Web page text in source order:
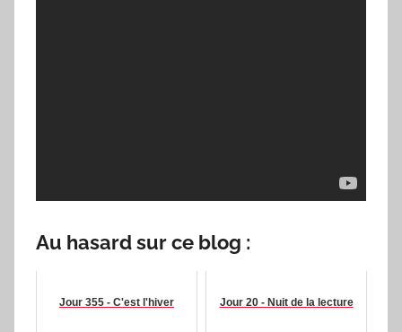
Au hasard sur ce blog :
Jour 355 - C'est l'hiver Jour 20 - Nuit de la lecture